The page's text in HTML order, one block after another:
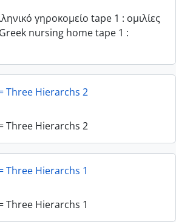
γηροκομείο tape 1 : ομιλίες
nursing home tape 1 :
Three Hierarchs 2
Three Hierarchs 2
Three Hierarchs 1
Three Hierarchs 1